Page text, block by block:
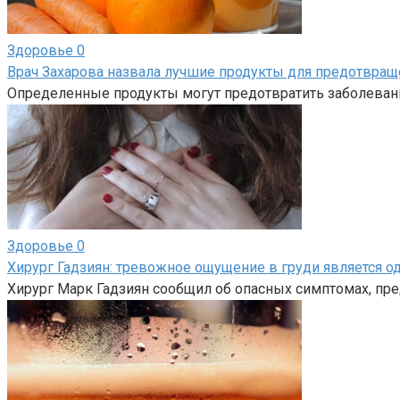
Здоровье 0
Врач Захарова назвала лучшие продукты для
Определенные продукты могут предотвратить
Здоровье 0
Хирург Гадзиян: тревожное ощущение в груди является
Хирург Марк Гадзиян сообщил об опасных симптомах,